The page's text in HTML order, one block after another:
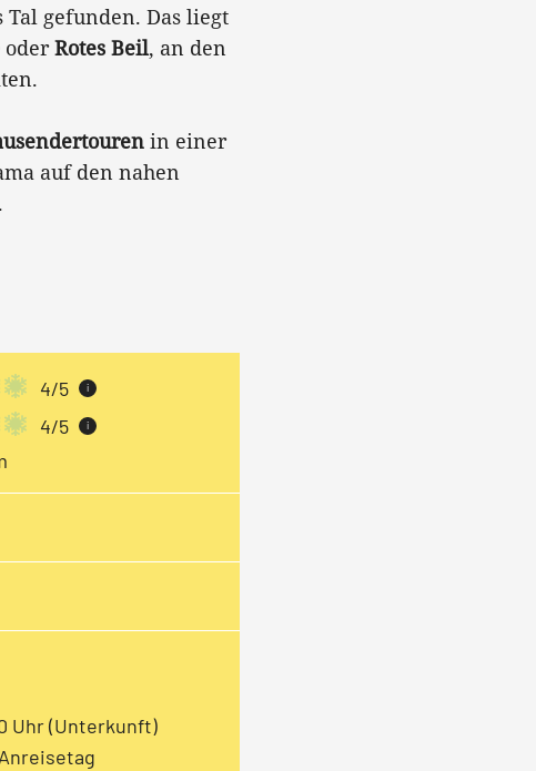
gefunden. Das liegt
oderRotes Beil, an den
in einer
auf den nahen
4/5 i
4/5 i
Uhr (Unterkunft)